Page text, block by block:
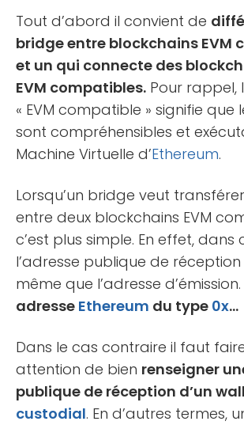
Tout d’abord il convient de
bridge entre blockchains EVM
et un qui connecte des
EVM compatibles. Pour rappel,
« EVM compatible » signifie que
sont compréhensibles et
Machine Virtuelle d’Ethereum.
Lorsqu’un bridge veut
entre deux blockchains EVM
c’est plus simple. En effet, dans
l’adresse publique de
même que l’adresse d’émission.
adresse Ethereum du type 0x…
Dans le cas contraire il faut
attention de bien renseigner
publique de réception d’un
custodial. En d’autres termes,